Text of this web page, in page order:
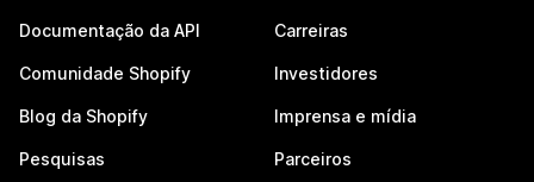
Documentação da API
Comunidade Shopify
Blog da Shopify
Pesquisas
Carreiras
Investidores
Imprensa e mídia
Parceiros